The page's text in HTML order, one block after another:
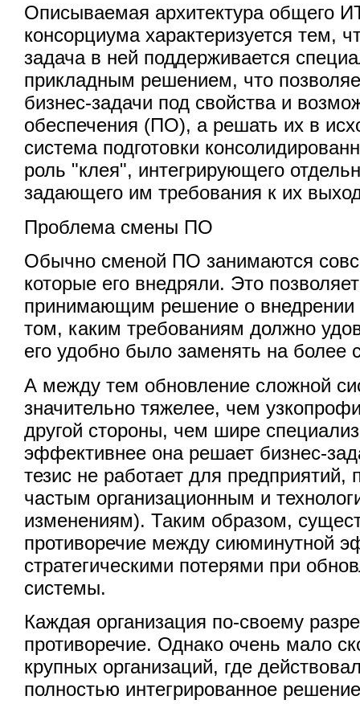
Описываемая архитектура общего
консорциума характеризуется тем,
задача в ней поддерживается
прикладным решением, что
бизнес-задачи под свойства и
обеспечения (ПО), а решать их в
система подготовки
роль "клея", интегрирующего
задающего им требования к их
Проблема смены ПО
Обычно сменой ПО занимаются
которые его внедряли. Это
принимающим решение о внедрении
том, каким требованиям должно
его удобно было заменять на более
А между тем обновление сложной
значительно тяжелее, чем
другой стороны, чем шире
эффективнее она решает бизнес-
тезис не работает для предприятий,
частым организационным и
изменениям). Таким образом,
противоречие между сиюминутной
стратегическими потерями при
системы.
Каждая организация по-своему
противоречие. Однако очень мало
крупных организаций, где
полностью интегрированное